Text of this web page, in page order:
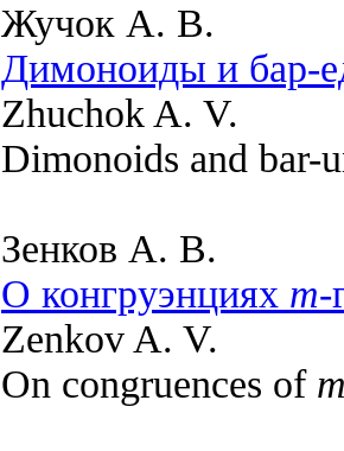
Жучок А. В.
Димоноиды и бар-
Zhuchok A. V.
Dimonoids and bar-
Зенков А. В.
О конгруэнциях m-
Zenkov A. V.
On congruences of